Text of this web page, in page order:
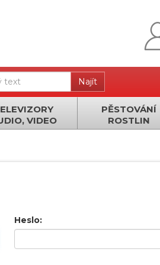
Najít
VIDEO
PĚSTOVÁNÍ
ROSTLIN
Heslo: